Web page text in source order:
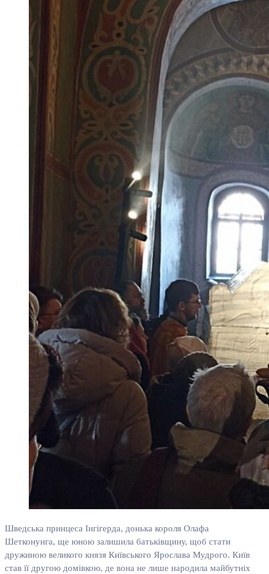
Шведська принцеса Інгігерда, донька короля Олафа
Шетконунга, ще юною залишила батьківщину, щоб стати
дружиною великого князя Київського Ярослава Мудрого. Київ
став її другою домівкою, де вона не лише народила майбутніх